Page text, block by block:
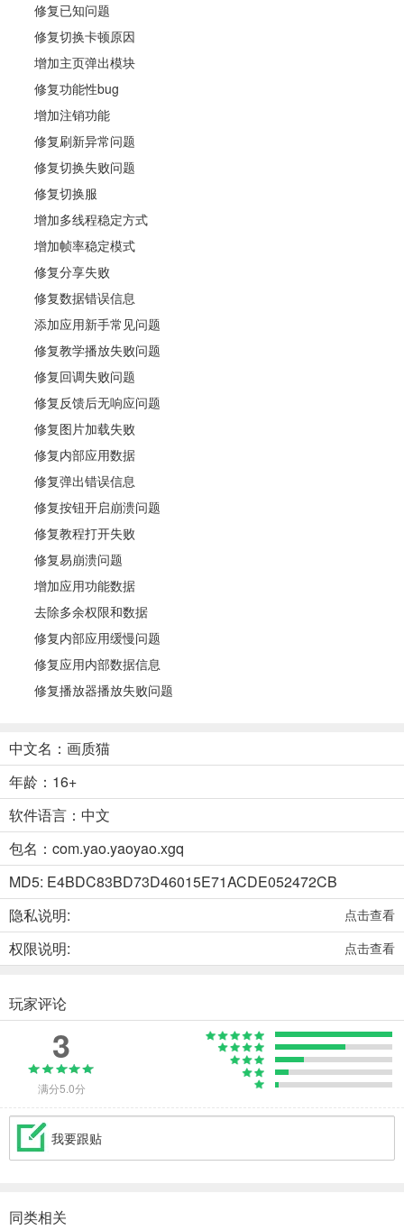
修复已知问题
修复切换卡顿原因
增加主页弹出模块
修复功能性bug
增加注销功能
修复刷新异常问题
修复切换失败问题
修复切换服
增加多线程稳定方式
增加帧率稳定模式
修复分享失败
修复数据错误信息
添加应用新手常见问题
修复教学播放失败问题
修复回调失败问题
修复反馈后无响应问题
修复图片加载失败
修复内部应用数据
修复弹出错误信息
修复按钮开启崩溃问题
修复教程打开失败
修复易崩溃问题
增加应用功能数据
去除多余权限和数据
修复内部应用缓慢问题
修复应用内部数据信息
修复播放器播放失败问题
中文名：画质猫
年龄：16+
软件语言：中文
包名：com.yao.yaoyao.xgq
MD5: E4BDC83BD73D46015E71ACDE052472CB
隐私说明:
点击查看
权限说明: 点击查看
玩家评论
3
满分5.0分
我要跟贴
同类相关